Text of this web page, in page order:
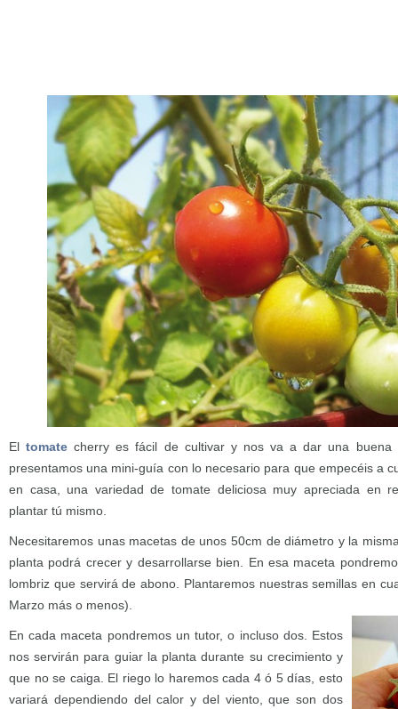
Eltomate cherry es fácil de cultivar y nos va a dar una buena
presentamos una mini-guía con lo necesario para que empecéis a
en casa, una variedad de tomate deliciosa muy apreciada en
plantar tú mismo.
Necesitaremos unas macetas de unos 50cm de diámetro y la
planta podrá crecer y desarrollarse bien. En esa maceta
lombriz que servirá de abono. Plantaremos nuestras semillas en
Marzo más o menos).
En cada maceta pondremos un tutor, o incluso dos. Estos
nos servirán para guiar la planta durante su crecimiento y
que no se caiga. El riego lo haremos cada 4 ó 5 días, esto
variará dependiendo del calor y del viento, que son dos